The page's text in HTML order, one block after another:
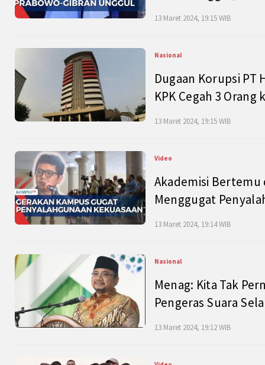
13 Maret 2024, 19:15 WIB
Nasional
Dugaan Korupsi PT
KPK Cegah 3 Orang
13 Maret 2024, 19:15 WIB
Video
Akademisi Bertemu
Menggugat
13 Maret 2024, 19:14 WIB
Nasional
Menag: Kita Tak
Pengeras Suara
13 Maret 2024, 19:12 WIB